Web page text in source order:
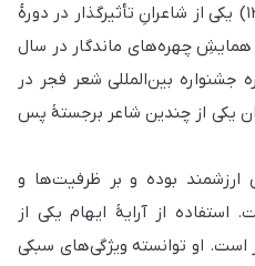
خوزستان و در گذشته ۸ آبان ۱۳۸۶) یکی از شاعرانِ تأثیرگذار در دورهٔ
همایشِ چهره‌های ماندگار در سال
جشنواره بین‌المللی شعر فجر در
یکی از چندین شاعر برجستهٔ پس
ارزشمند بوده و بر ظرفیت‌ها و
استفاده از آرایهٔ ایهام یکی از
او توانسته ویژگی‌های سبکی